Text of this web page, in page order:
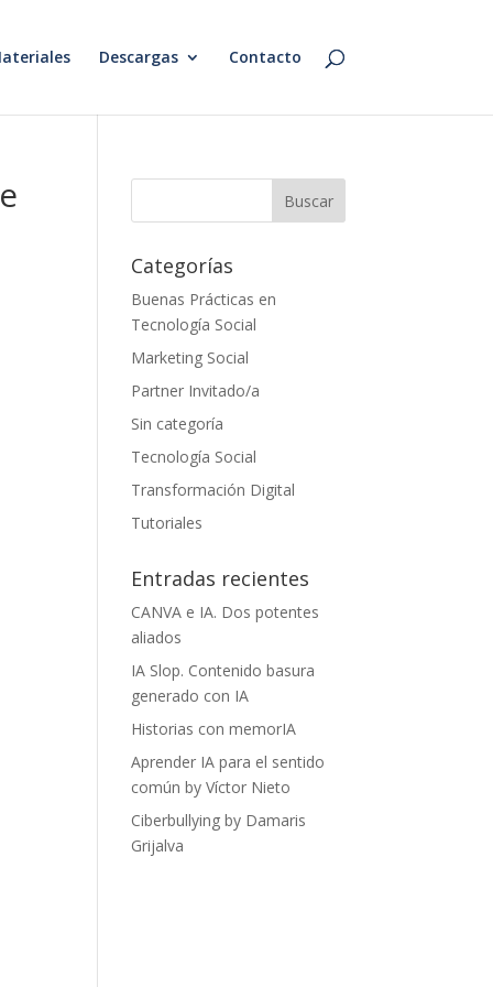
Descargas Contacto
Categorías
Buenas Prácticas en
Tecnología Social
Marketing Social
Partner Invitado/a
Sin categoría
Tecnología Social
Transformación Digital
Tutoriales
Entradas recientes
CANVA e IA. Dos potentes
aliados
IA Slop. Contenido basura
generado con IA
Historias con memorIA
Aprender IA para el sentido
común by Víctor Nieto
Ciberbullying by Damaris
Grijalva